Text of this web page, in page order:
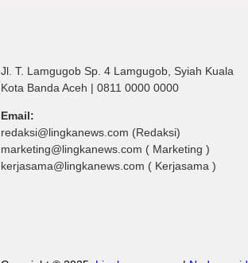
Jl. T. Lamgugob Sp. 4 Lamgugob, Syiah Kuala
Kota Banda Aceh | 0811 0000 0000
Email:
redaksi@lingkanews.com (Redaksi)
marketing@lingkanews.com ( Marketing )
kerjasama@lingkanews.com ( Kerjasama )